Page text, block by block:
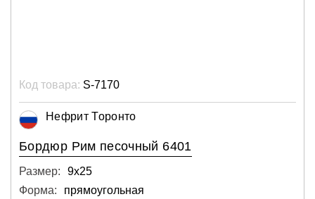
Код товара: S-7170
Нефрит Торонто
Бордюр Рим песочный 6401
Размер:
9х25
Форма:
прямоугольная